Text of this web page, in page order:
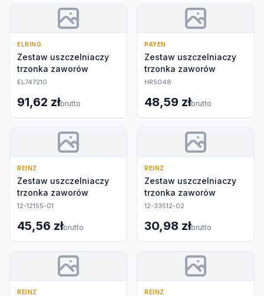
ELRING
Zestaw uszczelniaczy
trzonka zaworów
EL747210
91,62 złbrutto
PAYEN
Zestaw uszczelniaczy
trzonka zaworów
HR5048
48,59 złbrutto
REINZ
Zestaw uszczelniaczy
trzonka zaworów
12-12155-01
45,56 złbrutto
REINZ
Zestaw uszczelniaczy
trzonka zaworów
12-33512-02
30,98 złbrutto
REINZ REINZ